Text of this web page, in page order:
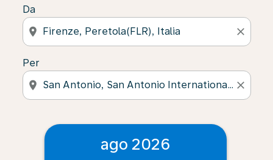
Da
location_on close
Per
location_on close
ago 2026